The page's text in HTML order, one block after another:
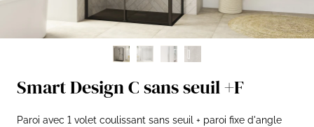
Smart Design C sans seuil +F
Paroi avec 1 volet coulissant sans seuil + paroi fixe d'angle